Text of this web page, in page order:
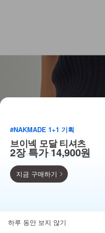
득템찬스
#NAKMADE 1+1 기획
브이넥 모달 티셔츠
2장 특가 14,900원
지금 구매하기
하루 동안 보지 않기
뒤로가기 카테고리